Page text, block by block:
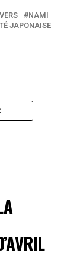
NAMI
JAPONAISE